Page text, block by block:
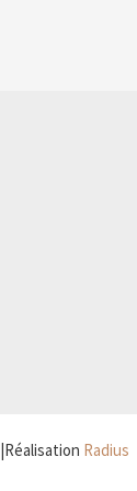
|Réalisation Radius